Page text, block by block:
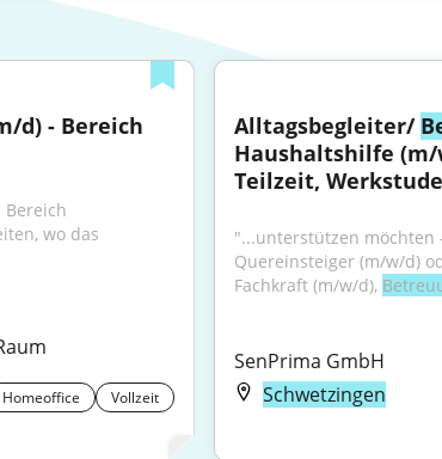
d) - Bereich
Bereich
wo das
Homeoffice Vollzeit
Alltagsbegleiter/
Haushaltshilfe
Teilzeit,
"...unterstützen möchten
Quereinsteiger (m/w/d)
Fachkraft (m/w/d),
SenPrima GmbH
Schwetzingen